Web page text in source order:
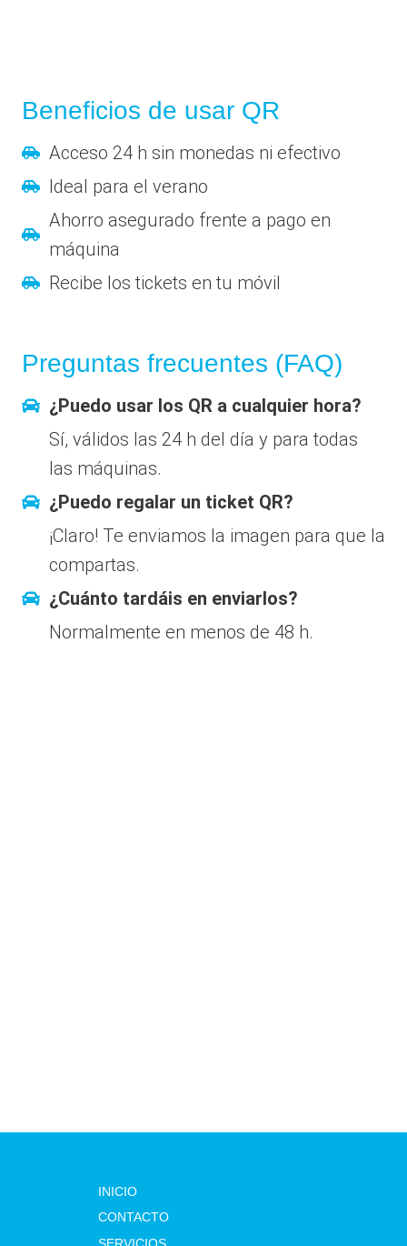
Beneficios de usar QR
Acceso 24 h sin monedas ni efectivo
Ideal para el verano
Ahorro asegurado frente a pago en
máquina
Recibe los tickets en tu móvil
Preguntas frecuentes (FAQ)
¿Puedo usar los QR a cualquier hora?
Sí, válidos las 24 h del día y para todas
las máquinas.
¿Puedo regalar un ticket QR?
¡Claro! Te enviamos la imagen para que la
compartas.
¿Cuánto tardáis en enviarlos?
Normalmente en menos de 48 h.
INICIO
CONTACTO